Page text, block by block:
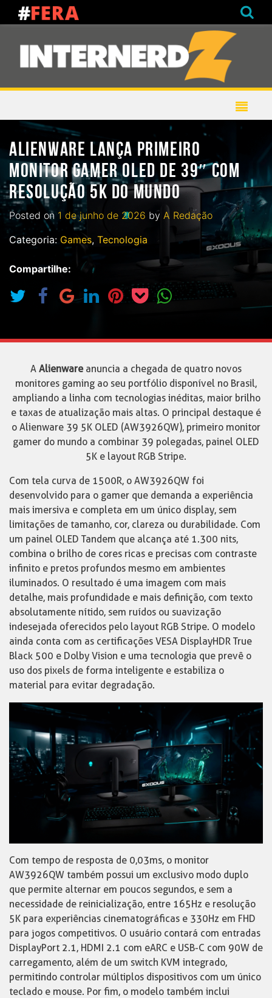
ALIENWARE LANÇA PRIMEIRO
MONITOR GAMER OLED DE 39″ COM
RESOLUÇÃO 5K DO MUNDO
Posted on 1 de junho de 2026 by A Redação
Categoria: Games, Tecnologia
Compartilhe:
A Alienwareanuncia a chegada de quatro novos
monitores gaming ao seu portfólio disponível no Brasil,
ampliando a linha com tecnologias inéditas, maior brilho
e taxas de atualização mais altas. O principal destaque é
o Alienware 39 5K OLED (AW3926QW), primeiro monitor
gamer do mundo a combinar 39 polegadas, painel OLED
5K e layout RGB Stripe.
Com tela curva de 1500R, o AW3926QW foi
desenvolvido para o gamer que demanda a experiência
mais imersiva e completa em um único display, sem
limitações de tamanho, cor, clareza ou durabilidade. Com
um painel OLED Tandem que alcança até 1.300 nits,
combina o brilho de cores ricas e precisas com contraste
infinito e pretos profundos mesmo em ambientes
iluminados. O resultado é uma imagem com mais
detalhe, mais profundidade e mais definição, com texto
absolutamente nítido, sem ruídos ou suavização
indesejada oferecidos pelo layout RGB Stripe. O modelo
ainda conta com as certificações VESA DisplayHDR True
Black 500 e Dolby Vision e uma tecnologia que prevê o
uso dos pixels de forma inteligente e estabiliza o
material para evitar degradação.
Com tempo de resposta de 0,03ms, o monitor
AW3926QW também possui um exclusivo modo duplo
que permite alternar em poucos segundos, e sem a
necessidade de reinicialização, entre 165Hz e resolução
5K para experiências cinematográficas e 330Hz em FHD
para jogos competitivos. O usuário contará com entradas
DisplayPort 2.1, HDMI 2.1 com eARC e USB-C com 90W de
carregamento, além de um switch KVM integrado,
permitindo controlar múltiplos dispositivos com um único
teclado e mouse. Por fim, o modelo também inclui